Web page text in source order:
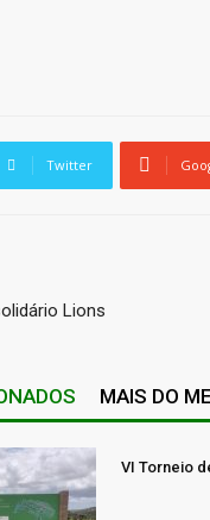
Twitter
Lions
MAIS DO
VI Torneio